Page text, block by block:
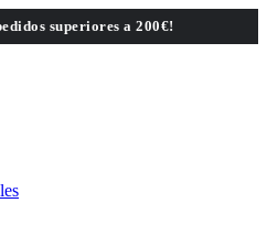
superiores a 200€!